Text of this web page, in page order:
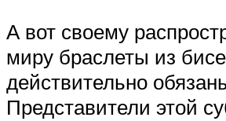
А вот своему
миру браслеты из
действительно
Представители этой